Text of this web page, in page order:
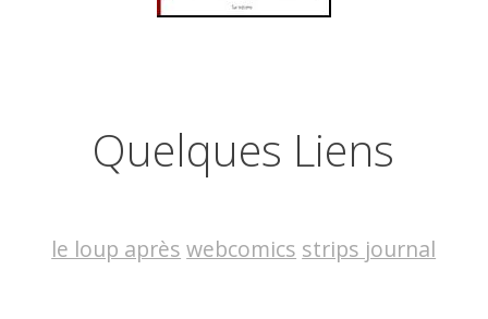
Quelques Liens
le loup après webcomics strips journal